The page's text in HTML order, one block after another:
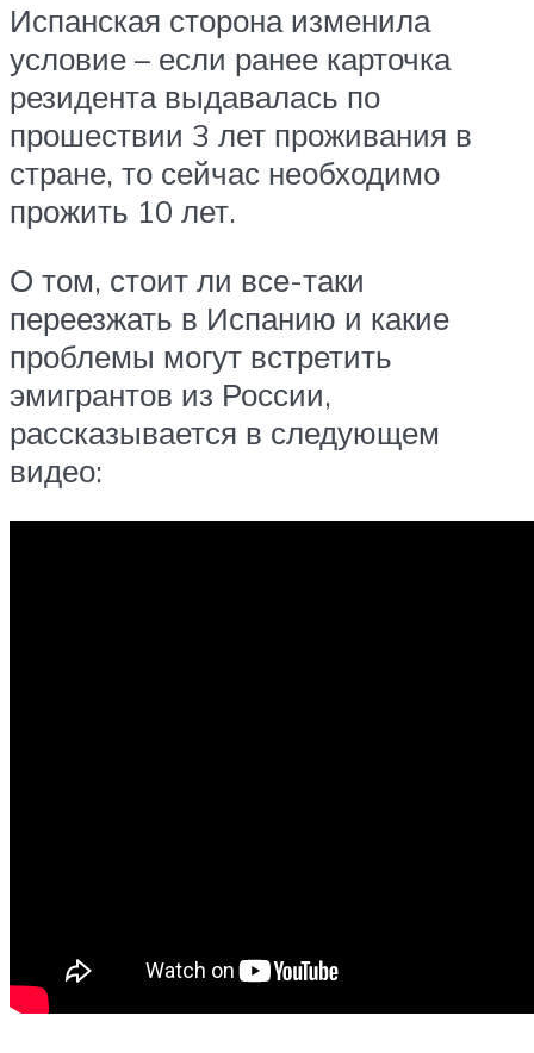
Испанская сторона изменила
условие – если ранее карточка
резидента выдавалась по
прошествии 3 лет проживания в
стране, то сейчас необходимо
прожить 10 лет.
О том, стоит ли все-таки
переезжать в Испанию и какие
проблемы могут встретить
эмигрантов из России,
рассказывается в следующем
видео: